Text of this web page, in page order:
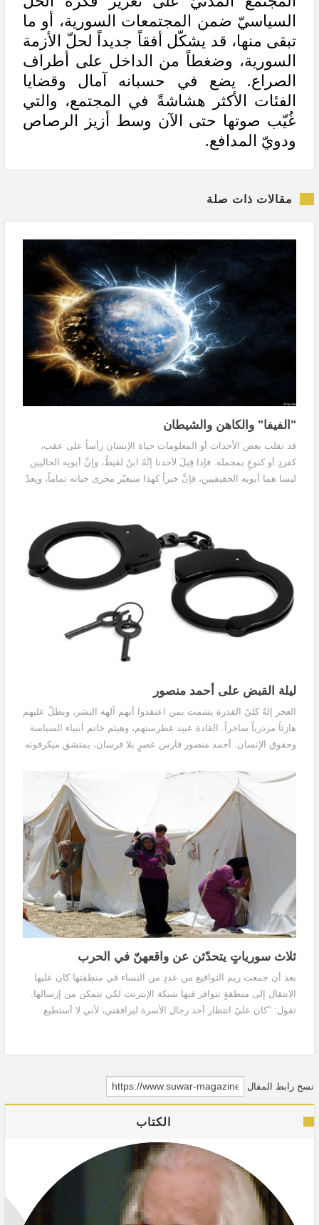
السياسيّ ضمن المجتمعات السورية، أو ما
تبقى منها، قد يشكّل أفقاً جديداً لحلّ الأزمة
السورية، وضغطاً من الداخل على أطراف
الصراع. يضع في حسبانه آمال وقضايا
الفئات الأكثر هشاشةً في المجتمع، والتي
غُيّب صوتها حتى الآن وسط أزيز الرصاص
ودويّ المدافع.
مقالات ذات صلة
"الفيفا" والكاهن والشيطان
قد تقلب بعض الأحداث أو المعلومات حياة الإنسان رأساً على عقب،
كفردٍ أو كنوعٍ بمجمله. فإذا قِيلَ لأحدنا إنَّهُ ابنٌ لقيطٌ، وإنَّ أبويه الحاليين
ليسا هما أبويه الحقيقيين، فإنَّ خبراً كهذا سيغيّر مجرى حياته تماماً، ويعدّ
ليلة القبض على أحمد منصور
العجز إلهٌ كليّ القدرة يشمت بمن اعتقدوا أنهم آلهة البشر، ويطلّ عليهم
هازئاً مزدرياً ساخراً. القادة عبيد غطرستهم، وهيثم خاتم أنبياء السياسة
وحقوق الإنسان. أحمد منصور فارس عصرٍ بلا فرسان، يمتشق ميكرفونه
ثلاث سورياتٍ يتحدّثن عن واقعهنّ في الحرب
بعد أن جمعت ريم التواقيع من عددٍ من النساء في منطقتها كان عليها
الانتقال إلى منطقةٍ تتوافر فيها شبكة الإنترنت لكي تتمكن من إرسالها.
تقول: "كان عليّ انتظار أحد رجال الأسرة ليرافقني، لأني لا أستطيع
نسخ رابط المقال
الكتاب